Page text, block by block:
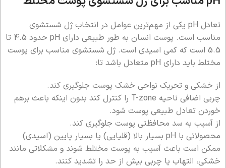
تعادل pH یکی از مهم‌ترین عوامل در انتخاب ژل شستشوی
مناسب است. پوست انسان به طور طبیعی دارای pH حدود 4.5 تا
5.5 است که کمی اسیدی است. ژل شستشوی مناسب برای پوست
مختلط باید دارای pH متعادل باشد تا:
از خشکی و تحریک نواحی خشک پوست جلوگیری کند.
چربی اضافی ناحیه T-zone را کنترل کند بدون اینکه باعث برهم
خوردن تعادل طبیعی پوست شود.
از آسیب به سد محافظتی پوست جلوگیری کند.
محصولاتی با pH بسیار بالا (قلیایی) یا بسیار پایین (اسیدی)
ممکن است باعث آسیب به پوست مختلط شوند و مشکلاتی مانند
خشکی، التهاب یا چربی بیش از حد را تشدید کنند.